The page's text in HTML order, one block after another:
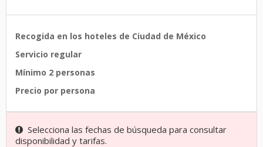
Recogida en los hoteles de Ciudad de México
Servicio regular
Mínimo 2 personas
Precio por persona
Selecciona las fechas de búsqueda para consultar
disponibilidad y tarifas.